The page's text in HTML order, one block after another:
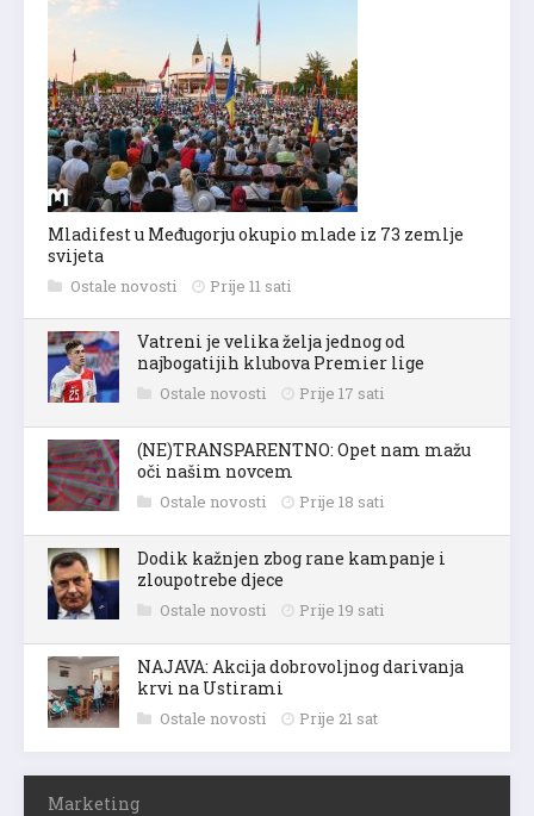
Mladifest u Međugorju okupio mlade iz 73 zemlje
svijeta
Ostale novosti Prije 11 sati
Vatreni je velika želja jednog od
najbogatijih klubova Premier lige
Ostale novosti Prije 17 sati
(NE)TRANSPARENTNO: Opet nam mažu
oči našim novcem
Ostale novosti Prije 18 sati
Dodik kažnjen zbog rane kampanje i
zloupotrebe djece
Ostale novosti Prije 19 sati
NAJAVA: Akcija dobrovoljnog darivanja
krvi na Ustirami
Ostale novosti Prije 21 sat
Marketing